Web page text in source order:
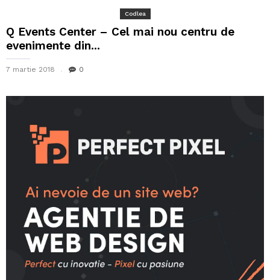
Codlea
Q Events Center – Cel mai nou centru de
evenimente din...
7 martie 2018 0